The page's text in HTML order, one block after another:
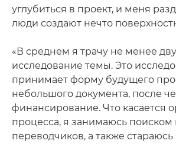
углубиться в проект, и меня
люди создают нечто
«В среднем я трачу не менее
исследование темы. Это
принимает форму будущего
небольшого документа, после
финансирование. Что касается
процесса, я занимаюсь поиском
переводчиков, а также стараюсь